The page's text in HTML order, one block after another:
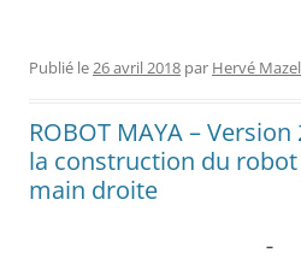
Publié le26 avril 2018 par Hervé
ROBOT MAYA –
la construction du
main droite
–